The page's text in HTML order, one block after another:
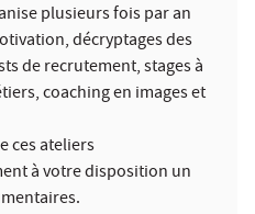
plusieurs fois par an
décryptages des
de recrutement, stages à
coaching en images et
ces ateliers
à votre disposition un